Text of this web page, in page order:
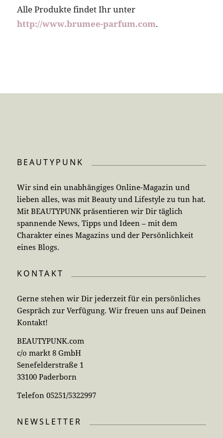
Alle Produkte findet Ihr unter
http://www.brumee-parfum.com.
BEAUTYPUNK
Wir sind ein unabhängiges Online-Magazin und
lieben alles, was mit Beauty und Lifestyle zu tun hat.
Mit BEAUTYPUNK präsentieren wir Dir täglich
spannende News, Tipps und Ideen – mit dem
Charakter eines Magazins und der Persönlichkeit
eines Blogs.
KONTAKT
Gerne stehen wir Dir jederzeit für ein persönliches
Gespräch zur Verfügung. Wir freuen uns auf Deinen
Kontakt!
BEAUTYPUNK.com
c/o markt 8 GmbH
Senefelderstraße 1
33100 Paderborn
Telefon 05251/5322997
NEWSLETTER